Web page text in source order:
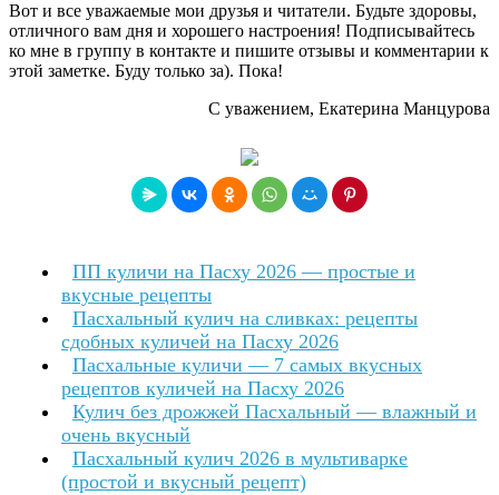
Вот и все уважаемые мои друзья и читатели. Будьте здоровы,
отличного вам дня и хорошего настроения! Подписывайтесь
ко мне в группу в контакте и пишите отзывы и комментарии к
этой заметке. Буду только за). Пока!
С уважением, Екатерина Манцурова
ПП куличи на Пасху 2026 — простые и
вкусные рецепты
Пасхальный кулич на сливках: рецепты
сдобных куличей на Пасху 2026
Пасхальные куличи — 7 самых вкусных
рецептов куличей на Пасху 2026
Кулич без дрожжей Пасхальный — влажный и
очень вкусный
Пасхальный кулич 2026 в мультиварке
(простой и вкусный рецепт)